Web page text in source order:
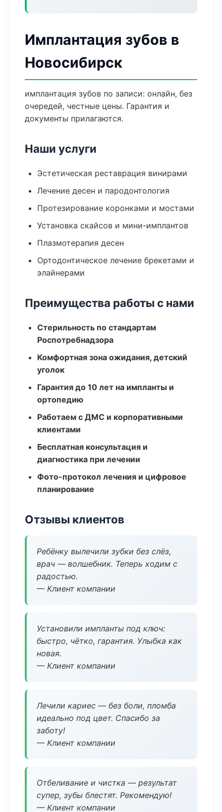
Имплантация зубов в
Новосибирск
имплантация зубов по записи: онлайн, без
очередей, честные цены. Гарантия и
документы прилагаются.
Наши услуги
Эстетическая реставрация винирами
Лечение десен и пародонтология
Протезирование коронками и мостами
Установка скайсов и мини-имплантов
Плазмотерапия десен
Ортодонтическое лечение брекетами и
элайнерами
Преимущества работы с нами
Стерильность по стандартам
Роспотребнадзора
Комфортная зона ожидания, детский
уголок
Гарантия до 10 лет на импланты и
ортопедию
Работаем с ДМС и корпоративными
клиентами
Бесплатная консультация и
диагностика при лечении
Фото-протокол лечения и цифровое
планирование
Отзывы клиентов
Ребёнку вылечили зубки без слёз,
врач — волшебник. Теперь ходим с
радостью.
— Клиент компании
Установили импланты под ключ:
быстро, чётко, гарантия. Улыбка как
новая.
— Клиент компании
Лечили кариес — без боли, пломба
идеально под цвет. Спасибо за
заботу!
— Клиент компании
Отбеливание и чистка — результат
супер, зубы блестят. Рекомендую!
— Клиент компании